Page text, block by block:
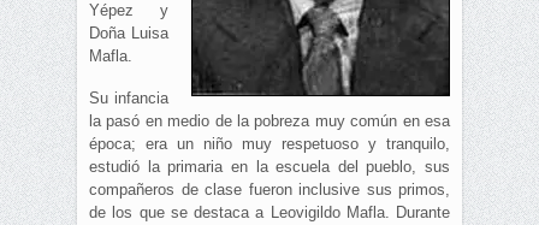
Yépez y
Doña Luisa
Mafla.
Su infancia
la pasó en medio de la pobreza muy común en esa
época; era un niño muy respetuoso y tranquilo,
estudió la primaria en la escuela del pueblo, sus
compañeros de clase fueron inclusive sus primos,
de los que se destaca a Leovigildo Mafla. Durante